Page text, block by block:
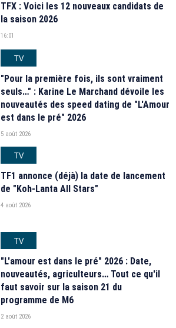
TFX : Voici les 12 nouveaux candidats de
la saison 2026
16:01
TV
"Pour la première fois, ils sont vraiment
seuls…" : Karine Le Marchand dévoile les
nouveautés des speed dating de "L'Amour
est dans le pré" 2026
5 août 2026
TV
TF1 annonce (déjà) la date de lancement
de "Koh-Lanta All Stars"
4 août 2026
TV
"L'amour est dans le pré" 2026 : Date,
nouveautés, agriculteurs… Tout ce qu'il
faut savoir sur la saison 21 du
programme de M6
2 août 2026